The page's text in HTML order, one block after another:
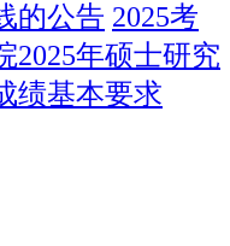
的公告 2025考
2025年硕士研究
绩基本要求